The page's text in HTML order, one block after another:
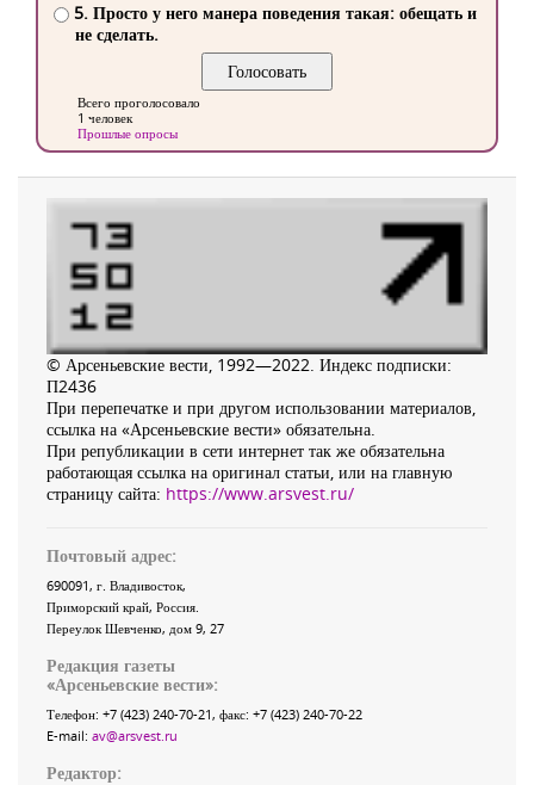
5. Просто у него манера поведения такая: обещать и
не сделать.
Всего проголосовало
1 человек
Прошлые опросы
© Арсеньевские вести, 1992—2022. Индекс подписки:
П2436
При перепечатке и при другом использовании материалов,
ссылка на «Арсеньевские вести» обязательна.
При републикации в сети интернет так же обязательна
работающая ссылка на оригинал статьи, или на главную
страницу сайта: https://www.arsvest.ru/
Почтовый адрес:
690091, г. Владивосток,
Приморский край, Россия
Переулок Шевченко, дом 9, 27
Редакция газеты
«Арсеньевские вести»:
Телефон: +7 (423) 240-70-21, факс: +7 (423) 240-70-22
E-mail: av@arsvest.ru
Редактор: